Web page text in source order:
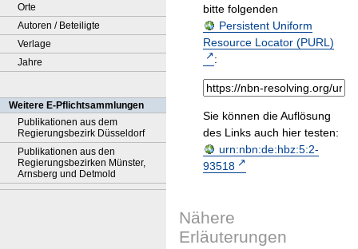
Orte
Autoren / Beteiligte
Verlage
Jahre
Weitere E-Pflichtsammlungen
Publikationen aus dem
Regierungsbezirk Düsseldorf
Publikationen aus den
Regierungsbezirken Münster,
Arnsberg und Detmold
bitte folgenden
Persistent Uniform
Resource Locator (PURL)
:
Sie können die Auflösung
des Links auch hier testen:
urn:nbn:de:hbz:5:2-
93518
Nähere
Erläuterungen